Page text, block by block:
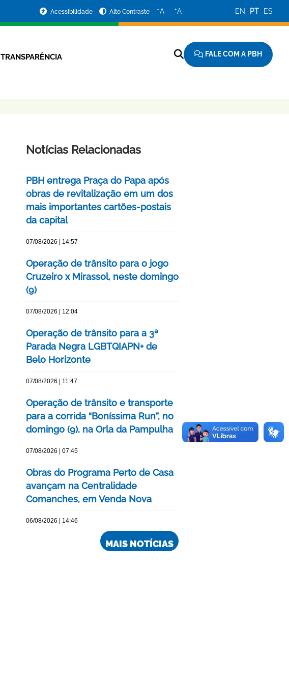
Acessibilidade Alto Contraste −A +A EN PT ES
TRANSPARÊNCIA FALE COM A PBH
Notícias Relacionadas
PBH entrega Praça do Papa após
obras de revitalização em um dos
mais importantes cartões-postais
da capital
07/08/2026 | 14:57
Operação de trânsito para o jogo
Cruzeiro x Mirassol, neste domingo
(9)
07/08/2026 | 12:04
Operação de trânsito para a 3ª
Parada Negra LGBTQIAPN+ de
Belo Horizonte
07/08/2026 | 11:47
Operação de trânsito e transporte
para a corrida “Boníssima Run”, no
domingo (9), na Orla da Pampulha
07/08/2026 | 07:45
Obras do Programa Perto de Casa
avançam na Centralidade
Comanches, em Venda Nova
06/08/2026 | 14:46
MAIS NOTÍCIAS